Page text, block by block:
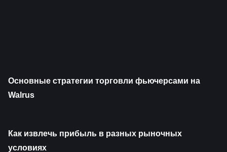
Основные стратегии торговли фьючерсами на
Walrus
Как извлечь прибыль в разных рыночных
условиях